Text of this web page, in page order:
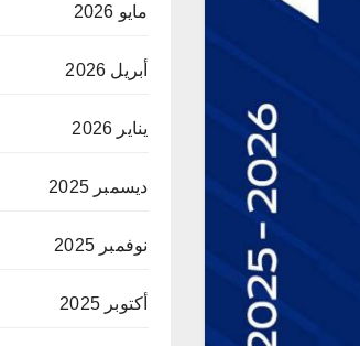
مايو 2026
أبريل 2026
يناير 2026
ديسمبر 2025
نوفمبر 2025
أكتوبر 2025